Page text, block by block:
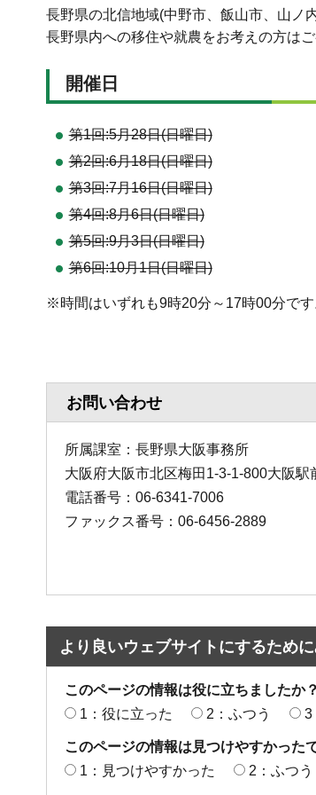
長野県の北信地域(中野市、飯山市、山ノ
長野県内への移住や就農をお考えの方はご
開催日
第1回:5月28日(日曜日)
第2回:6月18日(日曜日)
第3回:7月16日(日曜日)
第4回:8月6日(日曜日)
第5回:9月3日(日曜日)
第6回:10月1日(日曜日)
※時間はいずれも9時20分～17時00分です
お問い合わせ
所属課室：長野県大阪事務所
大阪府大阪市北区梅田1-3-1-800大阪駅
電話番号：06-6341-7006
ファックス番号：06-6456-2889
より良いウェブサイトにするため
このページの情報は役に立ちましたか？
1：役に立った
2：ふつう 3
このページの情報は見つけやすかった
1：見つけやすかった
2：ふつう